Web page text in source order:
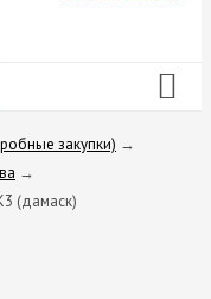
закупки) →
→
(дамаск)